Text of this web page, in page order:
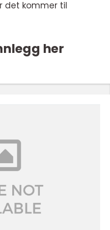
det kommer til
her